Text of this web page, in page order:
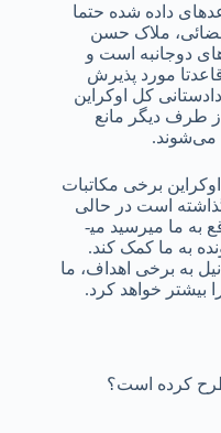
داده شده حتما
ملاک حسن
دوجانبه است و
مورد پذیرش
کل اوکراین
طرف دیگر مانع
می‌شوند.
برخی مکاتبات
است در حالی
که اگر اطلاعات طرف اوکراینی به موقع به ما می­رسید می­
به ما کمک کند.
به برخی اهداف، ما
بیشتر خواهد کرد.
کرده است؟